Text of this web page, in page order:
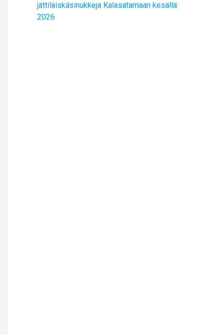
jättiläiskäsinukkeja Kalasatamaan kesällä
2026